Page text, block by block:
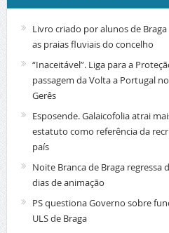
Livro criado por alunos de
as praias fluviais do concelho
“Inaceitável”. Liga para a
passagem da Volta a Portugal
Gerês
Esposende. Galaicofolia atrai
estatuto como referência da
país
Noite Branca de Braga regressa
dias de animação
PS questiona Governo sobre
ULS de Braga